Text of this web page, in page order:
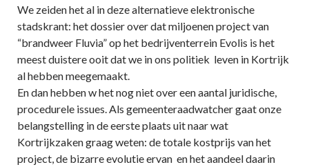
We zeiden het al in deze alternatieve elektronische
stadskrant: het dossier over dat miljoenen project van
“brandweer Fluvia” op het bedrijventerrein Evolis is het
meest duistere ooit dat we in ons politiek leven in Kortrijk
al hebben meegemaakt.
En dan hebben w het nog niet over een aantal juridische,
procedurele issues. Als gemeenteraadwatcher gaat onze
belangstelling in de eerste plaats uit naar wat
Kortrijkzaken graag weten: de totale kostprijs van het
project, de bizarre evolutie ervan en het aandeel daarin